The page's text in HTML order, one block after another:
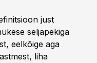
just
seljapekiga
eelkõige aga
liha